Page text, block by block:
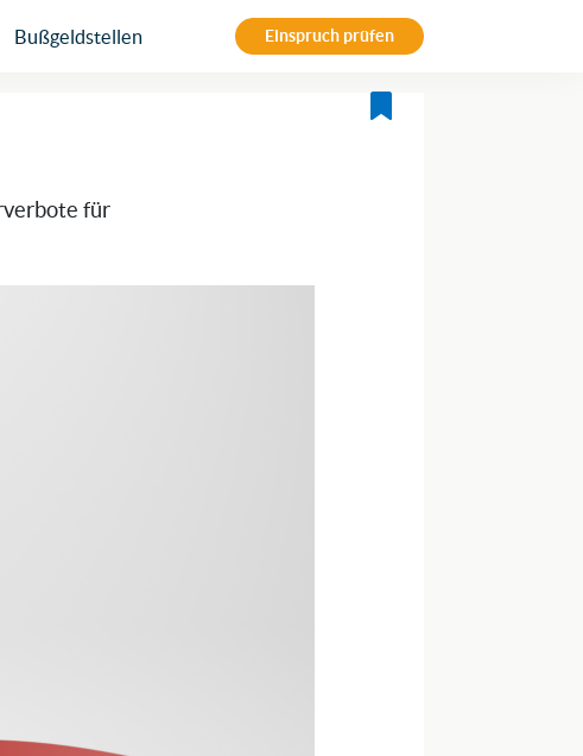
Bußgeldstellen Einspruch prüfen
für